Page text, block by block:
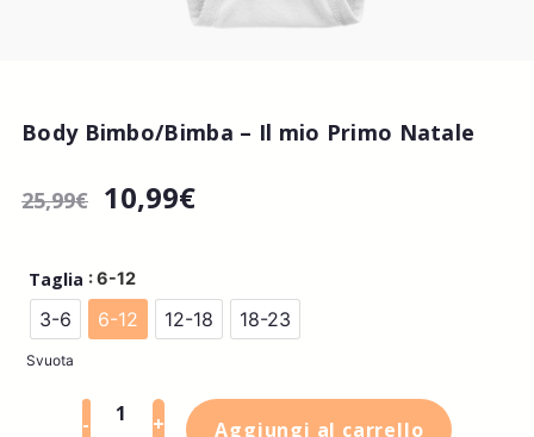
Body Bimbo/Bimba – Il mio Primo Natale
25,99€ 10,99€
Taglia : 6-12
3-6 6-12 12-18 18-23
Svuota
- + Aggiungi al carrello